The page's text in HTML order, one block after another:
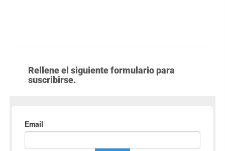
Rellene el siguiente formulario para
suscribirse.